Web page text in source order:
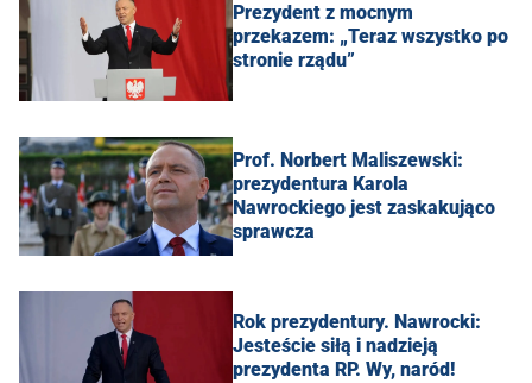
Prezydent z mocnym
przekazem: „Teraz wszystko po
stronie rządu”
Prof. Norbert Maliszewski:
prezydentura Karola
Nawrockiego jest zaskakująco
sprawcza
Rok prezydentury. Nawrocki:
Jesteście siłą i nadzieją
prezydenta RP. Wy, naród!